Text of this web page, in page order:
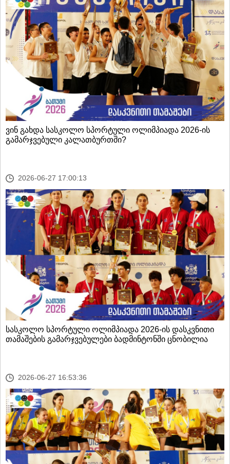
ვინ გახდა სასკოლო სპორტული ოლიმპიადა 2026-ის
გამარჯვებული კალათბურთში?
2026-06-27 17:00:13
სასკოლო სპორტული ოლიმპიადა 2026-ის დასკვნითი
თამაშების გამარჯვებულები ბადმინტონში ცნობილია
2026-06-27 16:53:36